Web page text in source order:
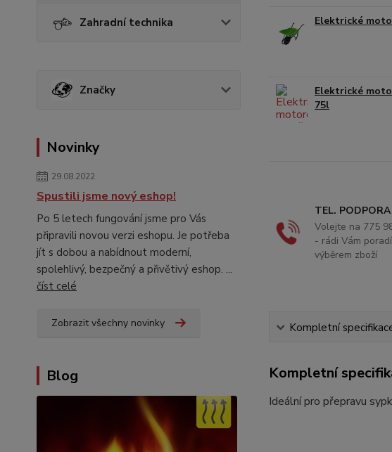
Zahradní technika
Značky
Novinky
29.08.2022
Spustili jsme nový eshop!
Po 5 letech fungování jsme pro Vás
připravili novou verzi eshopu. Je potřeba
jít s dobou a nabídnout moderní,
spolehlivý, bezpečný a přivětivý eshop. ...
číst celé
Zobrazit všechny novinky
Blog
Elektrické
Elektrické
75l
TEL.
Volejte na 775
- rádi Vám
výběrem zboží
Kompletní
Kompletní
Ideální pro přepravu